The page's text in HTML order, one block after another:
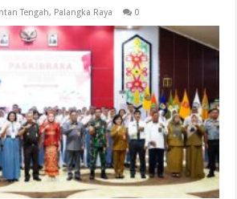
Tengah, Palangka Raya 0